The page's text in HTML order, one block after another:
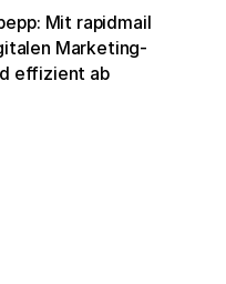
Mit rapidmail
Marketing-
effizient ab